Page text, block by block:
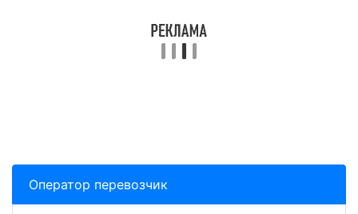
Оператор перевозчик